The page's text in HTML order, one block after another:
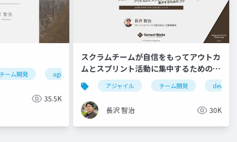
チーム開発 agile ebm エビデンスベースドマネジメント
35.5K
スクラムチームが自信をもってアウトカ
ムとスプリント活動に集中するためのコ
ツ
アジャイル チーム開発 devops
長沢 智治 30K